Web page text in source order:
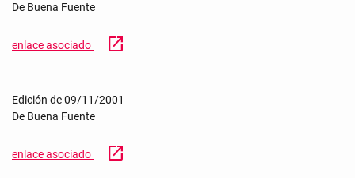
De Buena Fuente
enlace asociado open_in_new
Edición de 09/11/2001
De Buena Fuente
enlace asociado open_in_new